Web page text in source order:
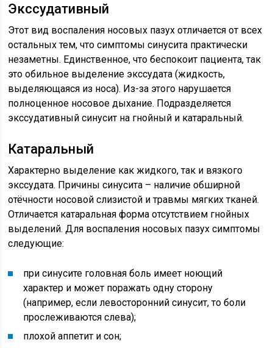
Экссудативный
Этот вид воспаления носовых пазух отличается от всех
остальных тем, что симптомы синусита практически
незаметны. Единственное, что беспокоит пациента, так
это обильное выделение экссудата (жидкость,
выделяющаяся из носа). Из-за этого нарушается
полноценное носовое дыхание. Подразделяется
экссудативный синусит на гнойный и катаральный.
Катаральный
Характерно выделение как жидкого, так и вязкого
экссудата. Причины синусита – наличие обширной
отёчности носовой слизистой и травмы мягких тканей.
Отличается катаральная форма отсутствием гнойных
выделений. Для воспаления носовых пазух симптомы
следующие:
при синусите головная боль имеет ноющий
характер и может поражать одну сторону
(например, если левосторонний синусит, то боли
прослеживаются слева);
плохой аппетит и сон;